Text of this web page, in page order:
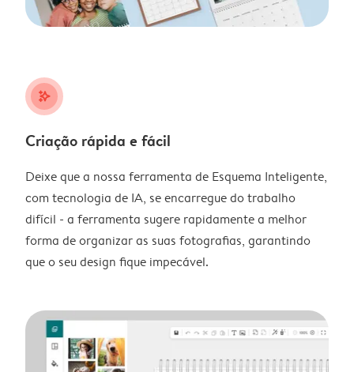
stars_plus
Criação rápida e fácil
Deixe que a nossa ferramenta de Esquema Inteligente,
com tecnologia de IA, se encarregue do trabalho
difícil - a ferramenta sugere rapidamente a melhor
forma de organizar as suas fotografias, garantindo
que o seu design fique impecável.